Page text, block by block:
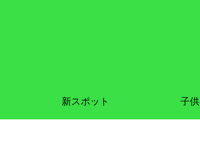
新スポット 子供